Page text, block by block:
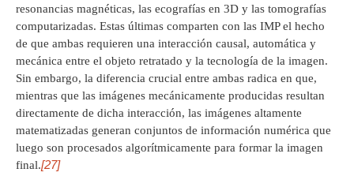
resonancias magnéticas, las ecografías en 3D y las tomografías
computarizadas. Estas últimas comparten con las IMP el hecho
de que ambas requieren una interacción causal, automática y
mecánica entre el objeto retratado y la tecnología de la imagen.
Sin embargo, la diferencia crucial entre ambas radica en que,
mientras que las imágenes mecánicamente producidas resultan
directamente de dicha interacción, las imágenes altamente
matematizadas generan conjuntos de información numérica que
luego son procesados algorítmicamente para formar la imagen
final.[27]